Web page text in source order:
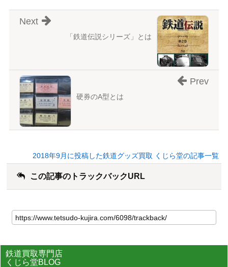
「鉄道伝説シリーズ」とは
Next
硬券のA型とは
Prev
2018年9月に投稿した鉄道グッズ買取 くじら堂の記事一覧
この記事のトラックバックURL
鉄道買取専門店
くじら堂BLOG